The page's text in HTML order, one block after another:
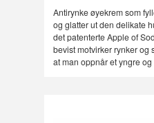
Antirynke øyekrem som
og glatter ut den delikate
det patenterte Apple of
bevist motvirker rynker og
at man oppnår et yngre og